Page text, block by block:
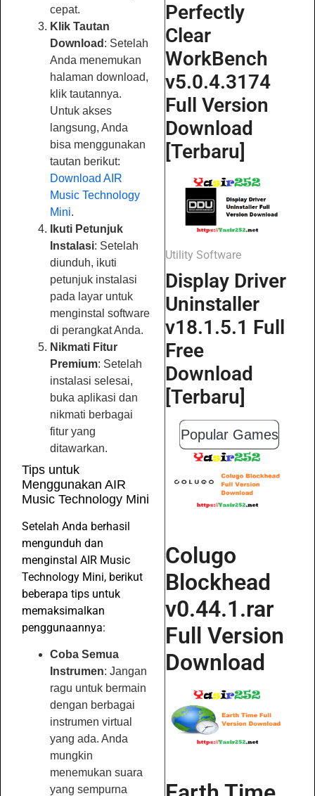
cepat.
Klik Tautan
Download : Setelah
Anda menemukan
halaman download,
klik tautannya.
Untuk akses
langsung, Anda
bisa menggunakan
tautan berikut:
Download AIR
Music Technology
Mini.
Ikuti Petunjuk
Instalasi: Setelah
diunduh, ikuti
petunjuk instalasi
pada layar untuk
menginstal software
di perangkat Anda.
Nikmati Fitur
Premium: Setelah
instalasi selesai,
buka aplikasi dan
nikmati berbagai
fitur yang
ditawarkan.
Tips untuk
Menggunakan AIR
Music Technology Mini
Setelah Anda berhasil
mengunduh dan
menginstal AIR Music
Technology Mini, berikut
beberapa tips untuk
memaksimalkan
penggunaannya:
Coba Semua
Instrumen: Jangan
ragu untuk bermain
dengan berbagai
instrumen virtual
yang ada. Anda
mungkin
menemukan suara
yang sempurna
Perfectly
Clear
WorkBench
v5.0.4.3174
Full Version
Download
[Terbaru]
Utility Software
Display Driver
Uninstaller
v18.1.5.1 Full
Free
Download
[Terbaru]
Popular Games
Colugo
Blockhead
v0.44.1.rar
Full Version
Download